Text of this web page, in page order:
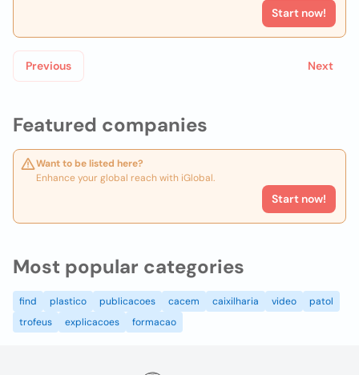
Featured companies
Want to be listed here?
Enhance your global reach with iGlobal.
Start now!
Start now!
Previous Next
Most popular categories
find plastico publicacoes cacem caixilharia video
patol
trofeus
explicacoes formacao